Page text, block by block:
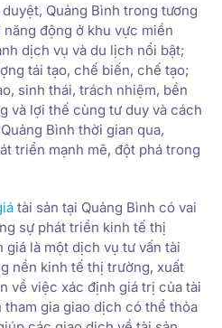
Quảng Bình trong tương
động ở khu vực miền
dịch vụ và du lịch nổi bật;
tái tạo, chế biến, chế tạo;
sinh thái, trách nhiệm, bền
và lợi thế cùng tư duy và cách
Bình thời gian qua,
triển mạnh mẽ, đột phá trong
tài sản tại Quảng Bình có vai
sự phát triển kinh tế thị
là một dịch vụ tư vấn tài
nền kinh tế thị trường, xuất
về việc xác định giá trị của tài
gia giao dịch có thể thỏa